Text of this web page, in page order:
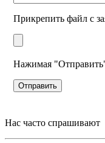
Прикрепить файл с
Нажимая
Нас часто спрашивают